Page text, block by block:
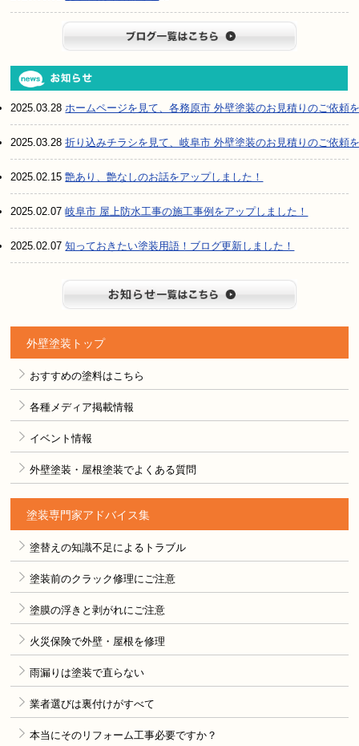
2025.03.28ホームページを見て、各務原市 外壁塗装のお見積りのご依頼
2025.03.28折り込みチラシを見て、岐阜市 外壁塗装のお見積りのご依頼
2025.02.15艶あり、艶なしのお話をアップしました！
2025.02.07岐阜市 屋上防水工事の施工事例をアップしました！
2025.02.07知っておきたい塗装用語！ブログ更新しました！
外壁塗装トップ
おすすめの塗料はこちら
各種メディア掲載情報
イベント情報
外壁塗装・屋根塗装でよくある質問
塗装専門家アドバイス集
塗替えの知識不足によるトラブル
塗装前のクラック修理にご注意
塗膜の浮きと剥がれにご注意
火災保険で外壁・屋根を修理
雨漏りは塗装で直らない
業者選びは裏付けがすべて
本当にそのリフォーム工事必要ですか？